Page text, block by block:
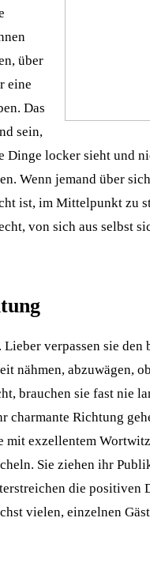
über
eine
Das
sein,
Dinge locker sieht und
Wenn jemand über
ist, im Mittelpunkt zu
von sich aus selbst
verpassen sie
nähmen, abzuwägen,
brauchen sie fast nie
charmante Richtung
mit exzellentem
Sie ziehen ihr
die
vielen, einzelnen